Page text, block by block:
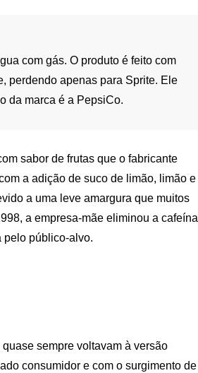
com gás. O produto é feito com
perdendo apenas para Sprite. Ele
da marca é a PepsiCo.
sabor de frutas que o fabricante
a adição de suco de limão, limão e
a uma leve amargura que muitos
a empresa-mãe eliminou a cafeína
pelo público-alvo.
sempre voltavam à versão
consumidor e com o surgimento de